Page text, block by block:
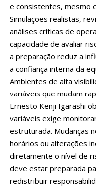
e consistentes, mesmo
Simulações realistas,
análises críticas de
capacidade de avaliar
a preparação reduz a
a confiança interna da
Ambientes de alta
variáveis ​​que mudam
Ernesto Kenji Igarashi
variáveis ​​exige
estruturada. Mudanças
horários ou alterações
diretamente o nível de
deve estar preparada
redistribuir